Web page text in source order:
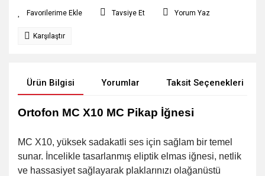
Tavsiye Et Yorum Yaz
Karşılaştır
Ürün Bilgisi Yorumlar Taksit Seçenekleri
Ortofon MC X10 MC Pikap İğnesi
MC X10, yüksek sadakatli ses için sağlam bir temel
sunar. İ ncelikle tasarlanmış eliptik elmas iğnesi, netlik
ve hassasiyet sağlayarak plaklarınızı olağanüstü